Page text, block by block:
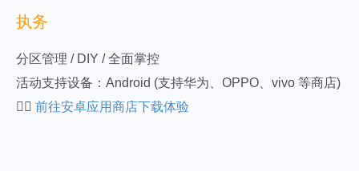
执务
分区管理 / DIY / 全面掌控
活动支持设备：Android (支持华为、OPPO、vivo 等商店)
👉🏻 前往安卓应用商店下载体验